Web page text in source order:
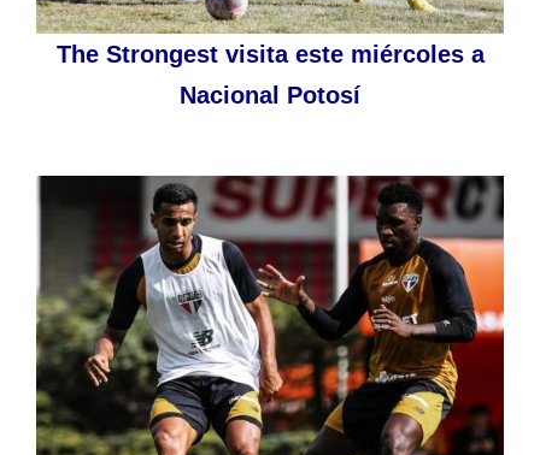
The Strongest visita este miércoles a
Nacional Potosí